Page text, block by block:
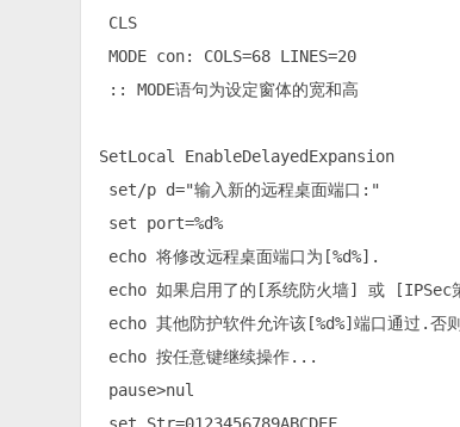
CLS
MODE con: COLS=68 LINES=20
:: MODE语句为设定窗体的宽和高
SetLocal EnableDelayedExpansion
set/p d="输入新的远程桌面端口:"
set port=%d%
echo 将修改远程桌面端口为[%d%].
echo 如果启用了的[系统防火墙] 或
echo 其他防护软件允许该[%d%]端口通过.否
echo 按任意键继续操作...
pause>nul